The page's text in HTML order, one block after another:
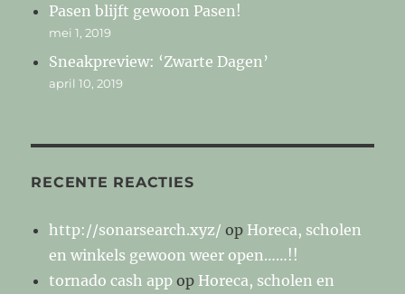
Pasen blijft gewoon Pasen!
mei 1, 2019
Sneakpreview: ‘Zwarte Dagen’
april 10, 2019
RECENTE REACTIES
http://sonarsearch.xyz/ op Horeca, scholen
en winkels gewoon weer open……!!
tornado cash app op Horeca, scholen en